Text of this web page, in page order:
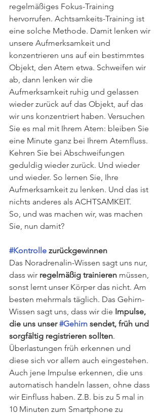
regelmäßiges Fokus-Training
hervorrufen. Achtsamkeits-Training ist
eine solche Methode. Damit lenken wir
unsere Aufmerksamkeit und
konzentrieren uns auf ein bestimmtes
Objekt, den Atem etwa. Schweifen wir
ab, dann lenken wir die
Aufmerksamkeit ruhig und gelassen
wieder zurück auf das Objekt, auf das
wir uns konzentriert haben. Versuchen
Sie es mal mit Ihrem Atem: bleiben Sie
eine Minute ganz bei Ihrem Atemfluss.
Kehren Sie bei Abschweifungen
geduldig wieder zurück. Und wieder
und wieder. So lernen Sie, Ihre
Aufmerksamkeit zu lenken. Und das ist
nichts anderes als ACHTSAMKEIT.
So, und was machen wir, was machen
Sie, nun damit?
#Kontrolle zurückgewinnen
Das Noradrenalin-Wissen sagt uns nur,
dass wir regelmäßig trainieren müssen,
sonst lernt unser Körper das nicht. Am
besten mehrmals täglich. Das Gehirn-
Wissen sagt uns, dass wir die Impulse,
die uns unser #Gehirn sendet, früh und
sorgfältig registrieren sollten.
Überlastungen früh erkennen und
diese sich vor allem auch eingestehen.
Auch jene Impulse erkennen, die uns
automatisch handeln lassen, ohne dass
wir Einfluss haben. Z.B. bis zu 5 mal in
10 Minuten zum Smartphone zu